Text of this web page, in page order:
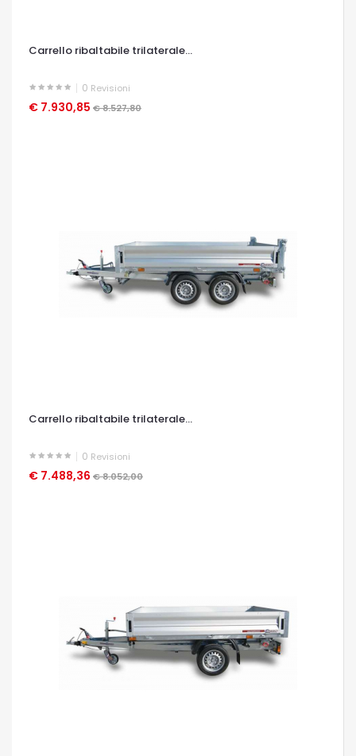
Carrello ribaltabile trilaterale...
0 Revisioni
€ 7.930,85 € 8.527,80
OCCHIATA VELOCE
Carrello ribaltabile trilaterale...
0 Revisioni
€ 7.488,36 € 8.052,00
OCCHIATA VELOCE